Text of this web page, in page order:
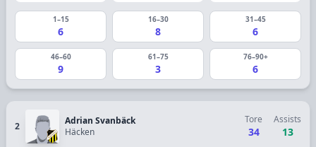
1–15
6
16–30
8
31–45
6
46–60
9
61–75
3
76–90+
6
2
Adrian Svanbäck
Häcken
Tore
34
Assists
13